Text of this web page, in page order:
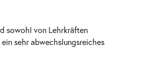
sowohl von Lehrkräften
sehr abwechslungsreiches